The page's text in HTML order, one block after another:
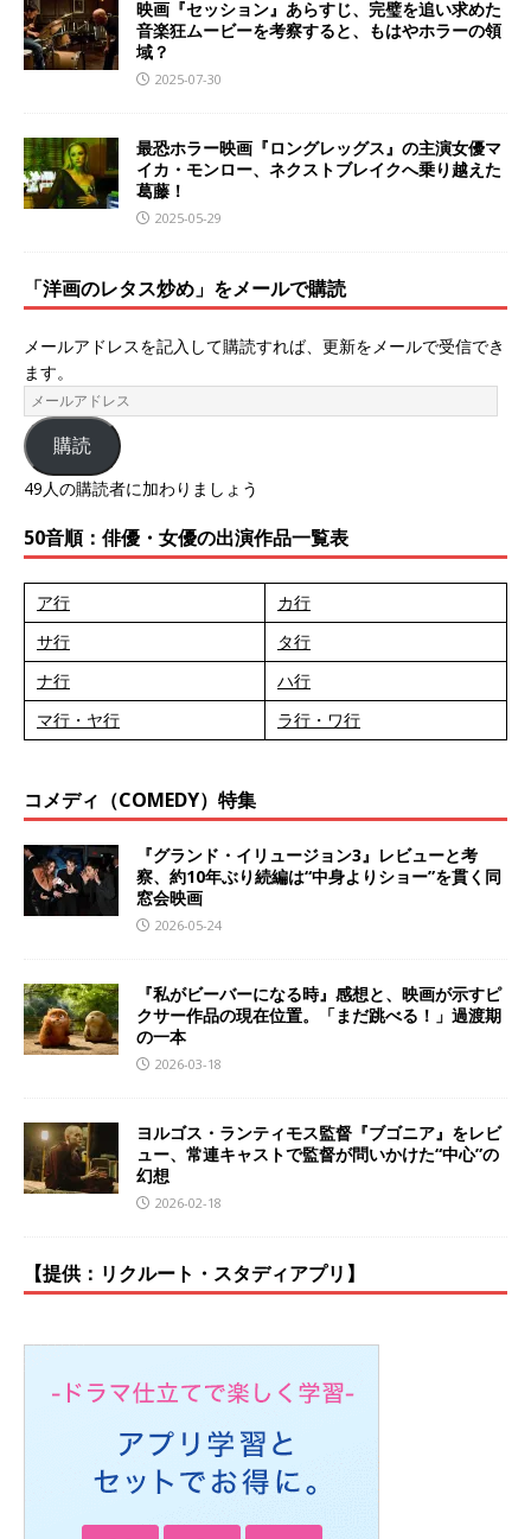
映画『セッション』あらすじ、完璧を追い求めた
音楽狂ムービーを考察すると、もはやホラーの領
域？
2025-07-30
最恐ホラー映画『ロングレッグス』の主演女優マ
イカ・モンロー、ネクストブレイクへ乗り越えた
葛藤！
2025-05-29
「洋画のレタス炒め」をメールで購読
メールアドレスを記入して購読すれば、更新をメールで受信でき
ます。
購読
49人の購読者に加わりましょう
50音順：俳優・女優の出演作品一覧表
ア行
カ行
サ行
タ行
ナ行
ハ行
マ行・ヤ行
ラ行・ワ行
コメディ（COMEDY）特集
『グランド・イリュージョン3』レビューと考
察、約10年ぶり続編は“中身よりショー”を貫く同
窓会映画
2026-05-24
『私がビーバーになる時』感想と、映画が示すピ
クサー作品の現在位置。「まだ跳べる！」過渡期
の一本
2026-03-18
ヨルゴス・ランティモス監督『ブゴニア』をレビ
ュー、常連キャストで監督が問いかけた“中心”の
幻想
2026-02-18
【提供：リクルート・スタディアプリ】